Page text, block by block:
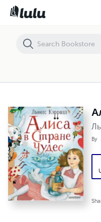
By
Алиса в Стране Чудес